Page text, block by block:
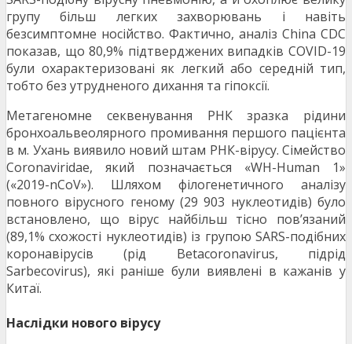
групу більш легких захворювань і навіть
безсимптомне носійство. Фактично, аналіз China CDC
показав, що 80,9% підтверджених випадків COVID-19
були охарактеризовані як легкий або середній тип,
тобто без утрудненого дихання та гіпоксії.
Метагеномне секвенування РНК зразка рідини
бронхоальвеолярного промивання першого пацієнта
в м. Ухань виявило новий штам РНК-вірусу. Сімейство
Coronaviridae, який позначається «WH-Human 1»
(«2019-nCoV»). Шляхом філогенетичного аналізу
повного вірусного геному (29 903 нуклеотидів) було
встановлено, що вірус найбільш тісно пов’язаний
(89,1% схожості нуклеотидів) із групою SARS-подібних
коронавірусів (рід Betacoronavirus, підрід
Sarbecovirus), які раніше були виявлені в кажанів у
Китаї.
Наслідки нового вірусу